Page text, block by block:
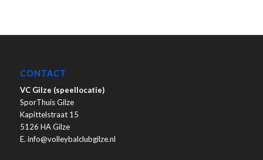
CONTACT
VC Gilze (speellocatie)
SporThuis Gilze
Kapittelstraat 15
5126 HA Gilze
E. info@volleybalclubgilze.nl